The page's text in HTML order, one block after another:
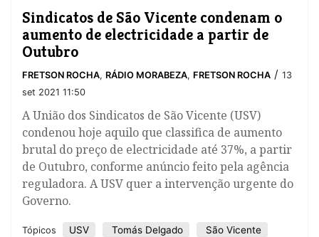
​Sindicatos de São Vicente condenam o
aumento de electricidade a partir de
Outubro
FRETSON ROCHA, RÁDIO MORABEZA, FRETSON ROCHA / 13
set 2021 11:50
A União dos Sindicatos de São Vicente (USV)
condenou hoje aquilo que classifica de aumento
brutal do preço de electricidade até 37%, a partir
de Outubro, conforme anúncio feito pela agência
reguladora. A USV quer a intervenção urgente do
Governo.
Tópicos USV Tomás Delgado
São Vicente